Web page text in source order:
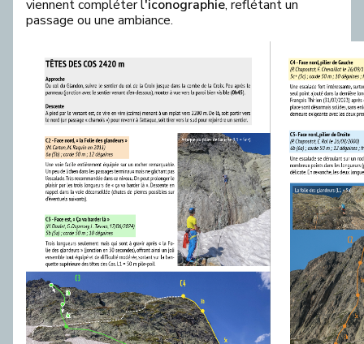
viennent compléter l'iconographie, reflétant un
passage ou une ambiance.